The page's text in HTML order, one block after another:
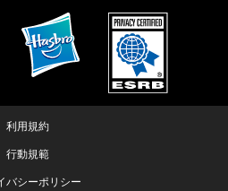
利用規約
行動規範
バシーポリシー